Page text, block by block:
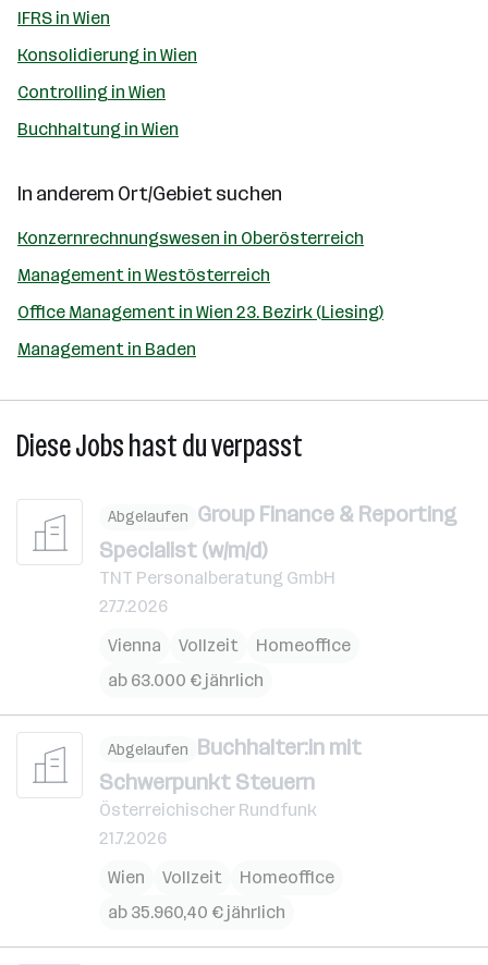
IFRS in Wien
Konsolidierung in Wien
Controlling in Wien
Buchhaltung in Wien
In anderem Ort/Gebiet suchen
Konzernrechnungswesen in Oberösterreich
Management in Westösterreich
Office Management in Wien 23. Bezirk (Liesing)
Management in Baden
Diese Jobs hast du verpasst
Abgelaufen Group Finance & Reporting
Specialist (w/m/d)
TNT Personalberatung GmbH
27.7.2026
Vienna
Vollzeit
Homeoffice
ab 63.000 € jährlich
Abgelaufen Buchhalter:in mit
Schwerpunkt Steuern
Österreichischer Rundfunk
21.7.2026
Wien
Vollzeit
Homeoffice
ab 35.960,40 € jährlich